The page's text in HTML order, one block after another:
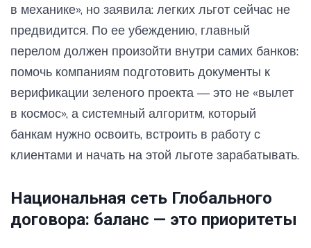
в механике», но заявила: легких льгот сейчас не
предвидится. По ее убеждению, главный
перелом должен произойти внутри самих банков:
помочь компаниям подготовить документы к
верификации зеленого проекта — это не «вылет
в космос», а системный алгоритм, который
банкам нужно освоить, встроить в работу с
клиентами и начать на этой льготе зарабатывать.
Национальная сеть Глобального
договора: баланс — это приоритеты